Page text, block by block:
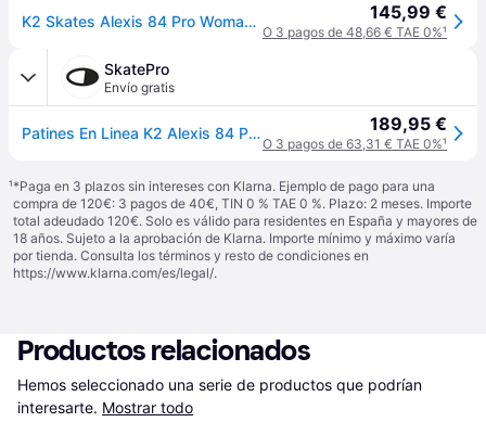
K2 Skates Alexis 84 Pro Woman Inline Skates Gris EU 38 Mujer 145,99 €
O 3 pagos de 48,66 € TAE 0%¹
SkatePro
Envío gratis
Patines En Linea K2 Alexis 84 Pro Mujeres (Gris - 40.5) 189,95 €
O 3 pagos de 63,31 € TAE 0%¹
¹*Paga en 3 plazos sin intereses con Klarna. Ejemplo de pago para una
compra de 120€: 3 pagos de 40€, TIN 0 % TAE 0 %. Plazo: 2 meses. Importe
total adeudado 120€. Solo es válido para residentes en España y mayores de
18 años. Sujeto a la aprobación de Klarna. Importe mínimo y máximo varía
por tienda. Consulta los términos y resto de condiciones en
https://www.klarna.com/es/legal/.
Productos relacionados
Hemos seleccionado una serie de productos que podrían
interesarte. Mostrar todo